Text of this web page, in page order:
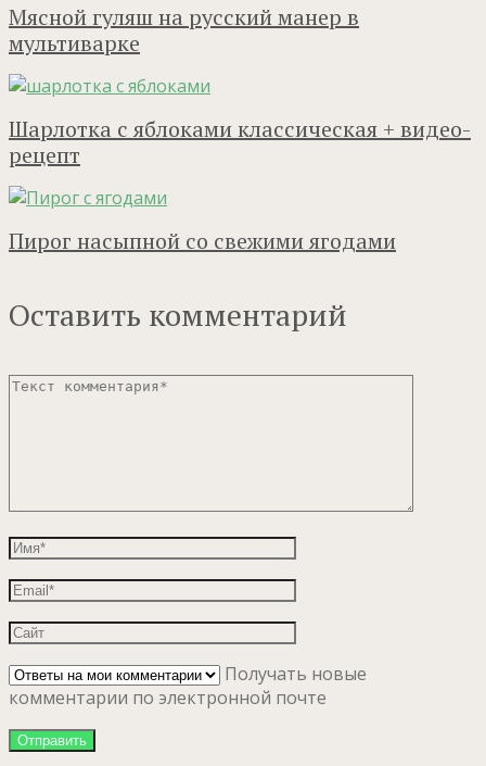
Мясной гуляш на русский манер в
мультиварке
Шарлотка с яблоками классическая + видео-
рецепт
Пирог насыпной со свежими ягодами
Оставить комментарий
Получать новые
комментарии по электронной почте